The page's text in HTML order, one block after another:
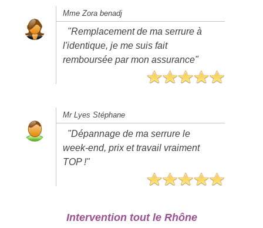
Mme Zora benadj
"Remplacement de ma serrure à
l'identique, je me suis fait
remboursée par mon assurance"
Mr Lyes Stéphane
"Dépannage de ma serrure le
week-end, prix et travail vraiment
TOP !"
Intervention tout le Rhône